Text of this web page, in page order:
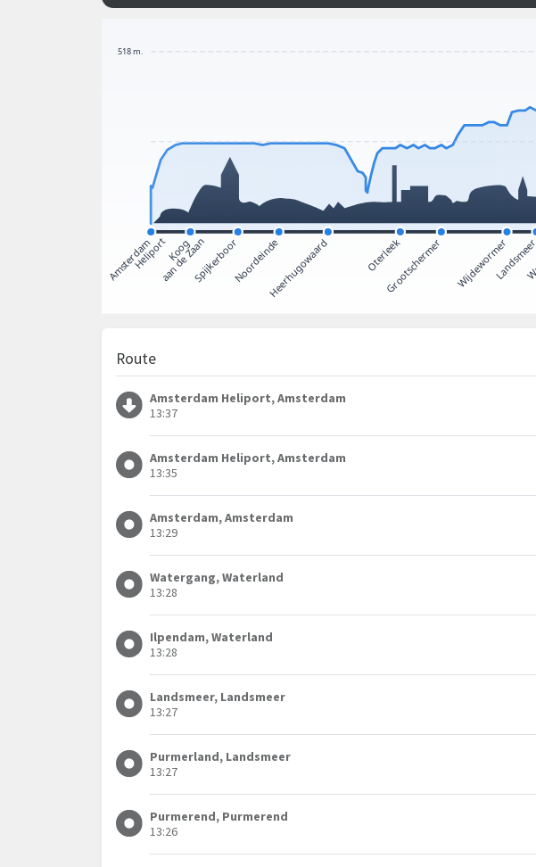
Route
Amsterdam Heliport, Amsterdam
13:37
Amsterdam Heliport, Amsterdam
13:35
Amsterdam, Amsterdam
13:29
Watergang, Waterland
13:28
Ilpendam, Waterland
13:28
Landsmeer, Landsmeer
13:27
Purmerland, Landsmeer
13:27
Purmerend, Purmerend
13:26